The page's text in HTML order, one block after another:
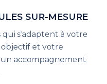
SUR-MESURE
qui s'adaptent à votre
et votre
accompagnement